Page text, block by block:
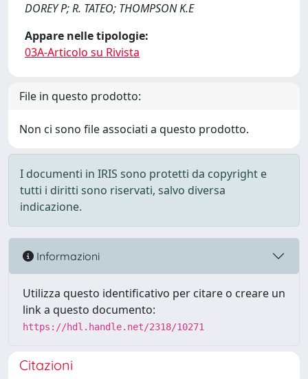
DOREY P; R. TATEO; THOMPSON K.E
Appare nelle tipologie:
03A-Articolo su Rivista
File in questo prodotto:
Non ci sono file associati a questo prodotto.
I documenti in IRIS sono protetti da copyright e
tutti i diritti sono riservati, salvo diversa
indicazione.
Informazioni
Utilizza questo identificativo per citare o creare un
link a questo documento:
https://hdl.handle.net/2318/10271
Citazioni